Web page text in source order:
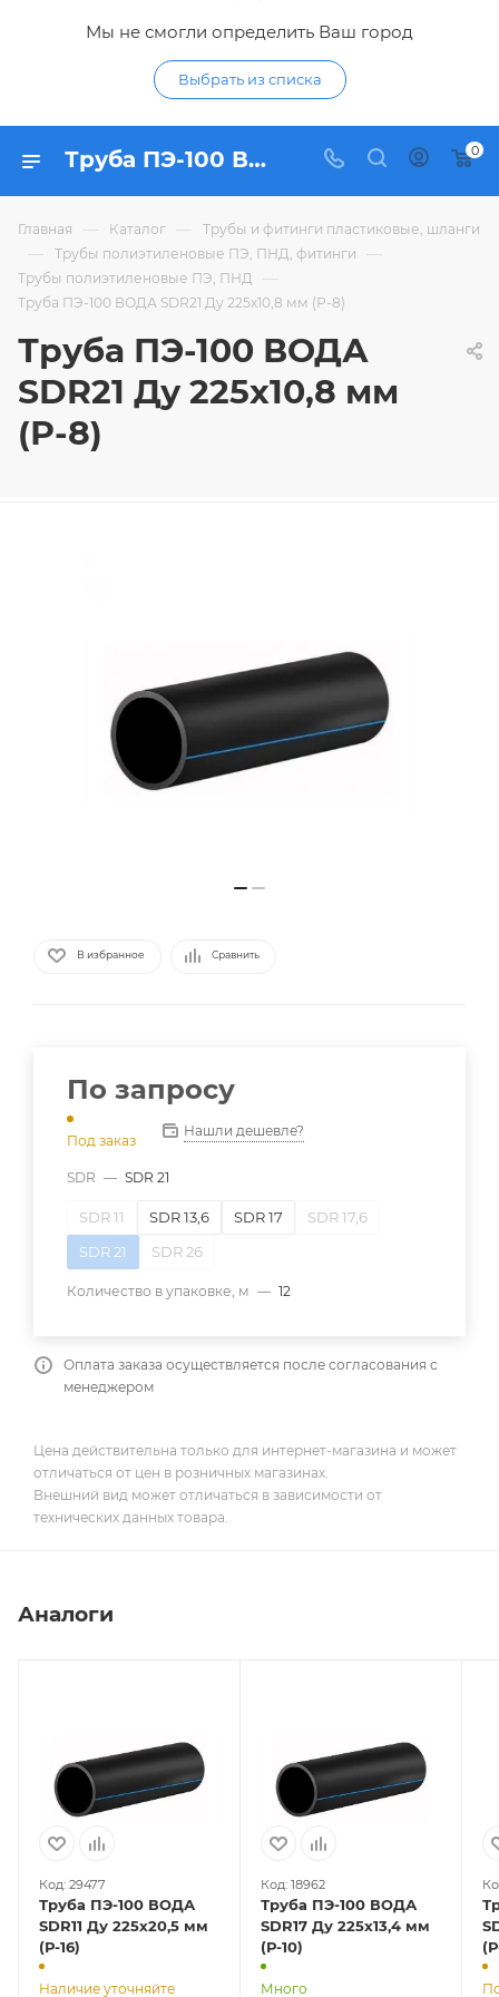
Мы не смогли определить Ваш город
Выбрать из списка
Труба ПЭ-100 ВОДА SDR21 Ду 225х10,8 мм (Р-8) - купить по цене в интернет-магазине Гидропромтехника с доставкой в Курске 0
Главная — Каталог — Трубы и фитинги пластиковые, шланги
— Трубы полиэтиленовые ПЭ, ПНД, фитинги —
Трубы полиэтиленовые ПЭ, ПНД —
Труба ПЭ-100 ВОДА SDR21 Ду 225х10,8 мм (Р-8)
Труба ПЭ-100 ВОДА
SDR21 Ду 225х10,8 мм
(Р-8)
В избранное Сравнить
По запросу
Под заказ
Нашли дешевле?
SDR — SDR 21
SDR 11 SDR 13,6 SDR 17
SDR 17,6
SDR 21
SDR 26
Количество в упаковке, м — 12
Оплата заказа осуществляется после согласования с
менеджером
Цена действительна только для интернет-магазина и может
отличаться от цен в розничных магазинах.
Внешний вид может отличаться в зависимости от
технических данных товара.
Аналоги
Код: 29477
Труба ПЭ-100 ВОДА
SDR11 Ду 225х20,5 мм
(Р-16)
Наличие уточняйте
Код: 18962
Труба ПЭ-100 ВОДА
SDR17 Ду 225х13,4 мм
(Р-10)
Много